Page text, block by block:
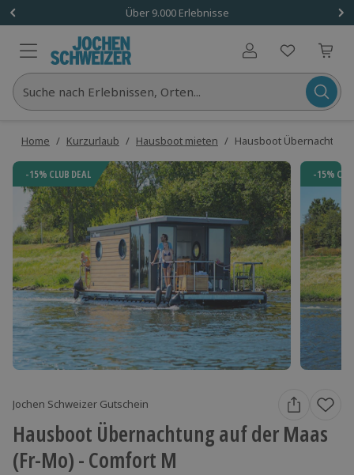
Über 9.000 Erlebnisse
Benutzerkonto
Suche nach Erlebnissen, Orten...
Home / Kurzurlaub / Hausboot mieten / Hausboot
-15% CLUB DEAL -15%
Jochen Schweizer Gutschein
Hausboot Übernachtung auf der Maas
(Fr-Mo) - Comfort M